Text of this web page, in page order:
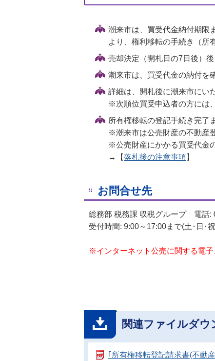
潮来市は、買受代金納付期限
より、権利移転の手続き（所
売却決定（開札日の7日後）
潮来市は、買受代金の納付を
詳細は、開札後に潮来市にい
※次順位買受申込者の方には
所有権移転の登記手続き完了
※潮来市は公売財産の不動産
※公売財産にかかる買受代金
→【落札後の注意事項】
お問合せ先
総務部 税務課 収税グループ 電話:
受付時間: 9:00～17:00まで(土･日･
※インターネット公売に関する電
関連ファイルダウ
｢所有権移転登記請求書(不動